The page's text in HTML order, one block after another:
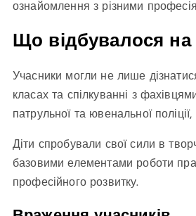
ознайомлення з різними
Що відбувалося на
Учасники могли не лише
класах та спілкуванні з
патрульної та ювенальної поліції,
Діти спробували свої сили в
базовими елементами роботи
професійного розвитку.